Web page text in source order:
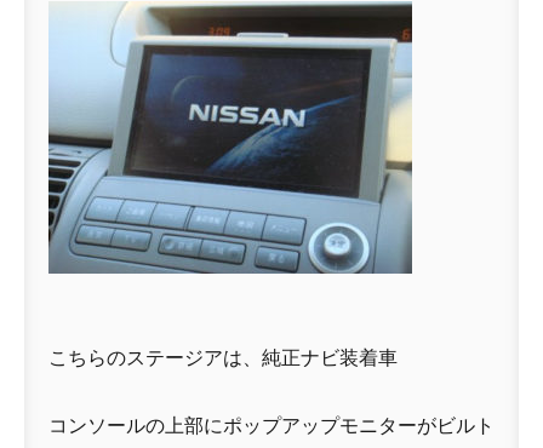
こちらのステージアは、純正ナビ装着車
コンソールの上部にポップアップモニターがビルト